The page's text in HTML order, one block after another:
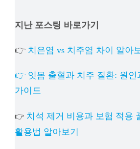
지난 포스팅 바로가기
👉 치은염 vs 치주염 차이 알아
👉 잇몸 출혈과 치주 질환: 원인
가이드
👉 치석 제거 비용과 보험 적용
활용법 알아보기